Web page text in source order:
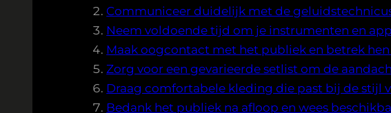
Communiceer duidelijk met de
Neem voldoende tijd om je instrumenten en
Maak oogcontact met het publiek en betrek
Zorg voor een gevarieerde setlist om de
Draag comfortabele kleding die past bij de stijl
Bedank het publiek na afloop en wees